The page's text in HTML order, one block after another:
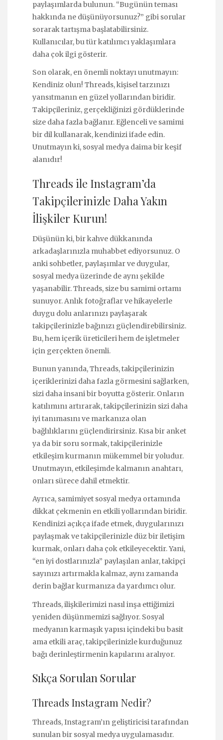
paylaşımlarda bulunun. “Bugünün teması
hakkında ne düşünüyorsunuz?” gibi sorular
sorarak tartışma başlatabilirsiniz.
Kullanıcılar, bu tür katılımcı yaklaşımlara
daha çok ilgi gösterir.
Son olarak, en önemli noktayı unutmayın:
Kendiniz olun! Threads, kişisel tarzınızı
yansıtmanın en güzel yollarından biridir.
Takipçileriniz, gerçekliğinizi gördüklerinde
size daha fazla bağlanır. Eğlenceli ve samimi
bir dil kullanarak, kendinizi ifade edin.
Unutmayın ki, sosyal medya daima bir keşif
alanıdır!
Threads ile Instagram’da
Takipçilerinizle Daha Yakın
İlişkiler Kurun!
Düşünün ki, bir kahve dükkanında
arkadaşlarınızla muhabbet ediyorsunuz. O
anki sohbetler, paylaşımlar ve duygular,
sosyal medya üzerinde de aynı şekilde
yaşanabilir. Threads, size bu samimi ortamı
sunuyor. Anlık fotoğraflar ve hikayelerle
duygu dolu anlarınızı paylaşarak
takipçilerinizle bağınızı güçlendirebilirsiniz.
Bu, hem içerik üreticileri hem de işletmeler
için gerçekten önemli.
Bunun yanında, Threads, takipçilerinizin
içeriklerinizi daha fazla görmesini sağlarken,
sizi daha insani bir boyutta gösterir. Onların
katılımını artırarak, takipçilerinizin sizi daha
iyi tanımasını ve markanıza olan
bağlılıklarını güçlendirirsiniz. Kısa bir anket
ya da bir soru sormak, takipçilerinizle
etkileşim kurmanın mükemmel bir yoludur.
Unutmayın, etkileşimde kalmanın anahtarı,
onları sürece dahil etmektir.
Ayrıca, samimiyet sosyal medya ortamında
dikkat çekmenin en etkili yollarından biridir.
Kendinizi açıkça ifade etmek, duygularınızı
paylaşmak ve takipçilerinizle düz bir iletişim
kurmak, onları daha çok etkileyecektir. Yani,
“en iyi dostlarınızla” paylaşılan anlar, takipçi
sayınızı artırmakla kalmaz, aynı zamanda
derin bağlar kurmanıza da yardımcı olur.
Threads, ilişkilerimizi nasıl inşa ettiğimizi
yeniden düşünmemizi sağlıyor. Sosyal
medyanın karmaşık yapısı içindeki bu basit
ama etkili araç, takipçilerinizle kurduğunuz
bağı derinleştirmenin kapılarını aralıyor.
Sıkça Sorulan Sorular
Threads Instagram Nedir?
Threads, Instagram’ın geliştiricisi tarafından
sunulan bir sosyal medya uygulamasıdır.